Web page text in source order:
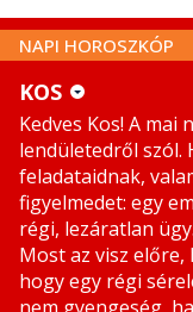
NAPI HOROSZKÓP
KOS
BIKA
IKREK
RÁK
KOS
Kedves Kos! A
lendületedről szól.
feladataidnak,
figyelmedet: egy
régi, lezáratlan
Most az visz előre,
hogy egy régi